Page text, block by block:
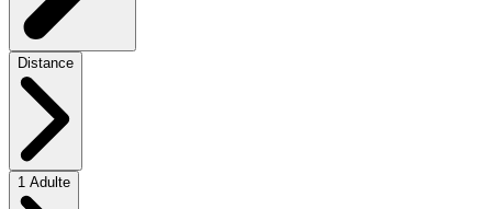
Distance
1 Adulte